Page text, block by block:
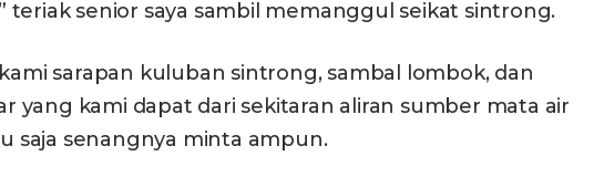
teriak senior saya sambil memanggul seikat sintrong.
sarapan kuluban sintrong, sambal lombok, dan
yang kami dapat dari sekitaran aliran sumber mata air
saja senangnya minta ampun.